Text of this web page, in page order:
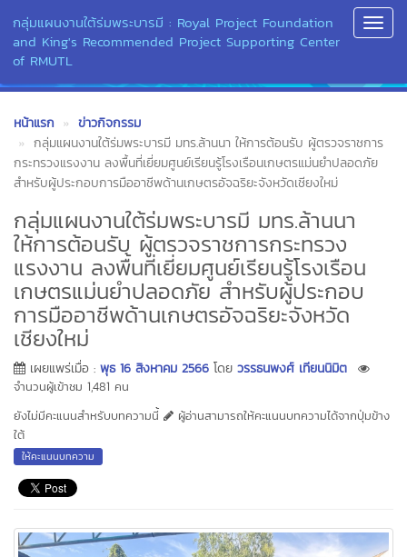
กลุ่มแผนงานใต้ร่มพระบารมี : Royal Project Foundation
and King's Recommended Project Supporting Center
of RMUTL
หน้าแรก
ข่าวกิจกรรม
กลุ่มแผนงานใต้ร่มพระบารมี มทร.ล้านนา ให้การต้อนรับ ผู้ตรวจราชการ
กระทรวงแรงงาน ลงพื้นที่เยี่ยมศูนย์เรียนรู้โรงเรือนเกษตรแม่นยำปลอดภัย
สำหรับผู้ประกอบการมืออาชีพด้านเกษตรอัจฉริยะจังหวัดเชียงใหม่
กลุ่มแผนงานใต้ร่มพระบารมี มทร.ล้านนา
ให้การต้อนรับ ผู้ตรวจราชการกระทรวง
แรงงาน ลงพื้นที่เยี่ยมศูนย์เรียนรู้โรงเรือน
เกษตรแม่นยำปลอดภัย สำหรับผู้ประกอบ
การมืออาชีพด้านเกษตรอัจฉริยะจังหวัด
เชียงใหม่
เผยแพร่เมื่อ : พุธ 16 สิงหาคม 2566 โดย วรรธนพงศ์ เทียนนิมิต
จำนวนผู้เข้าชม 1,481 คน
ยังไม่มีคะแนนสำหรับบทความนี้
ผู้อ่านสามารถให้คะแนนบทความได้จากปุ่มข้าง
ใต้
ให้คะแนนบทความ